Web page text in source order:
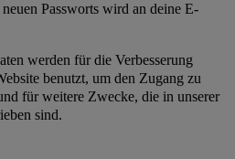
Passworts wird an deine E-
werden für die Verbesserung
benutzt, um den Zugang zu
für weitere Zwecke, die in unserer
sind.